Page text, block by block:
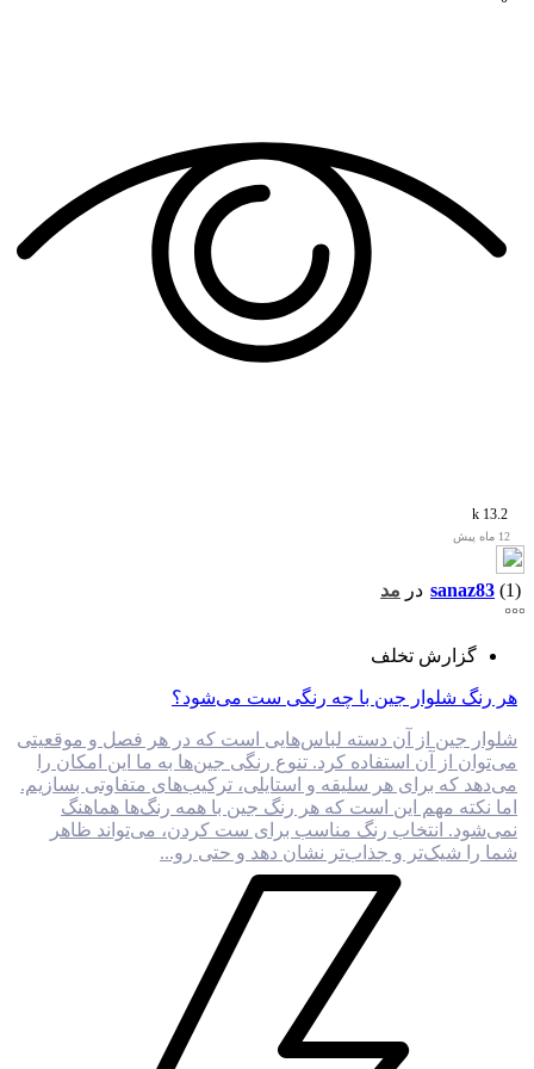
13.2 k
12 ماه پیش
sanaz83 (1) در مد
گزارش تخلف
هر رنگ شلوار جین با چه رنگی ست می‌شود؟
شلوار جین از آن دسته لباس‌هایی است که در هر فصل و موقعیتی
می‌توان از آن استفاده کرد. تنوع رنگی جین‌ها به ما این امکان را
می‌دهد که برای هر سلیقه و استایلی، ترکیب‌های متفاوتی بسازیم.
اما نکته مهم این است که هر رنگ جین با همه رنگ‌ها هماهنگ
نمی‌شود. انتخاب رنگ مناسب برای ست کردن، می‌تواند ظاهر
شما را شیک‌تر و جذاب‌تر نشان دهد و حتی رو...